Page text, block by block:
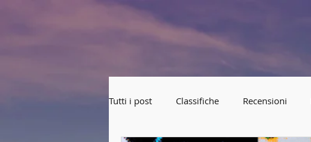
Tutti i post Classifiche Recensioni